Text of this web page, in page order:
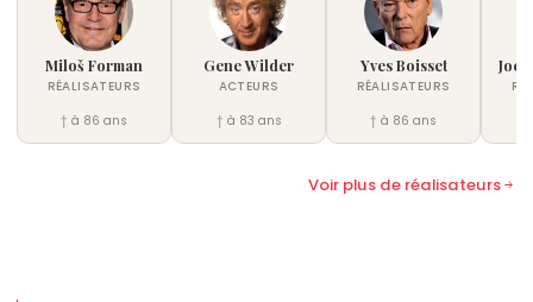
Miloš Forman
RÉALISATEURS
† à 86 ans
Gene Wilder
ACTEURS
† à 83 ans
Yves Boisset
RÉALISATEURS
† à 86 ans
Joel
Voir plus de réalisateurs